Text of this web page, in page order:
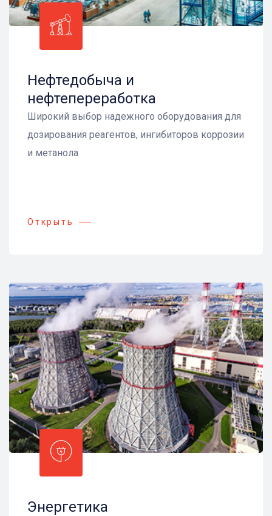
Нефтедобыча и
нефтепереработка
Широкий выбор надежного оборудования для
дозирования реагентов, ингибиторов коррозии
и метанола
Открыть
Энергетика